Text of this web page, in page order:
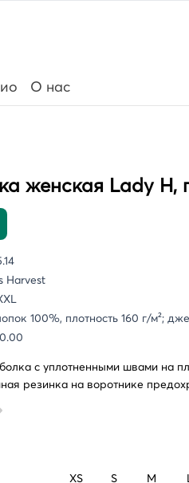
О нас
женская Lady H,
Harvest
100%, плотность 160 г/м²;
с уплотненными швами на
резинка на воротнике
XS
S
M